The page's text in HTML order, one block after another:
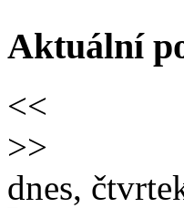
Aktuální
<<
>>
dnes,